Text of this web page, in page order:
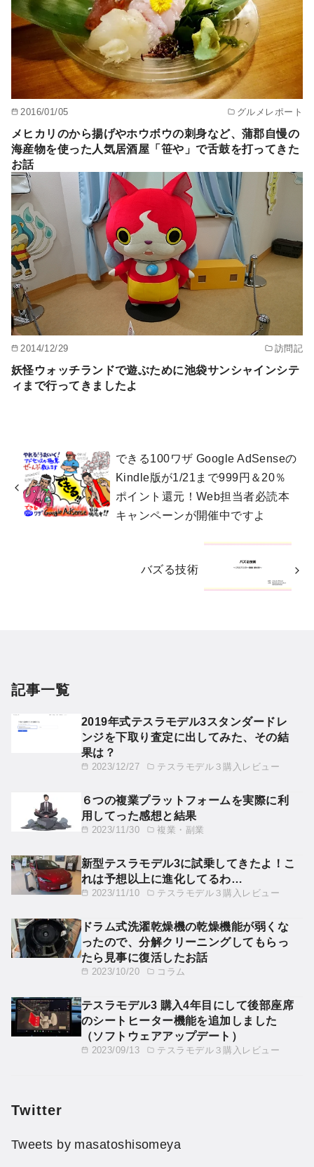
2016/01/05 グルメレポート
メヒカリのから揚げやホウボウの刺身など、蒲郡自慢の
海産物を使った人気居酒屋「笹や」で舌鼓を打ってきた
お話
2014/12/29 訪問記
妖怪ウォッチランドで遊ぶために池袋サンシャインシテ
ィまで行ってきましたよ
できる100ワザ Google AdSenseの
Kindle版が1/21まで999円＆20％
ポイント還元！Web担当者必読本
キャンペーンが開催中ですよ
バズる技術
記事一覧
2023/12/27 テスラモデル３購入レビュー
2019年式テスラモデル3スタンダードレ
ンジを下取り査定に出してみた、その結
果は？
2023/11/30 複業・副業
６つの複業プラットフォームを実際に利
用してった感想と結果
2023/11/10 テスラモデル３購入レビュー
新型テスラモデル3に試乗してきたよ！こ
れは予想以上に進化してるわ…
2023/10/20 コラム
ドラム式洗濯乾燥機の乾燥機能が弱くな
ったので、分解クリーニングしてもらっ
たら見事に復活したお話
2023/09/13 テスラモデル３購入レビュー
テスラモデル3 購入4年目にして後部座席
のシートヒーター機能を追加しました
（ソフトウェアアップデート）
Twitter
Tweets by masatoshisomeya